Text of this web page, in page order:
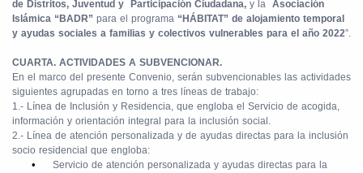
de Distritos, Juventud y
Participación Ciudadana, y la Asociación
Islámica “BADR” para el programa “HÁBITAT” de alojamiento temporal
y ayudas sociales a familias y colectivos vulnerables para el año 2022”.
CUARTA. ACTIVIDADES A SUBVENCIONAR.
En el marco del presente Convenio, serán subvencionables las actividades
siguientes agrupadas en torno a tres líneas de trabajo:
1.- Línea de Inclusión y Residencia, que engloba el Servicio de acogida,
información y orientación integral para la inclusión social.
2.- Línea de atención personalizada y de ayudas directas para la inclusión
socio residencial que engloba:
•
Servicio de atención personalizada y ayudas directas para la